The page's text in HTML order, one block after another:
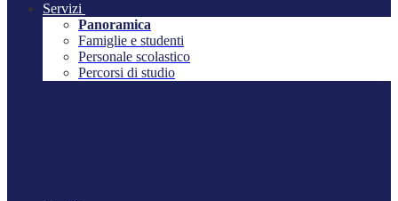
Servizi
Panoramica
Famiglie e studenti
Personale scolastico
Percorsi di studio